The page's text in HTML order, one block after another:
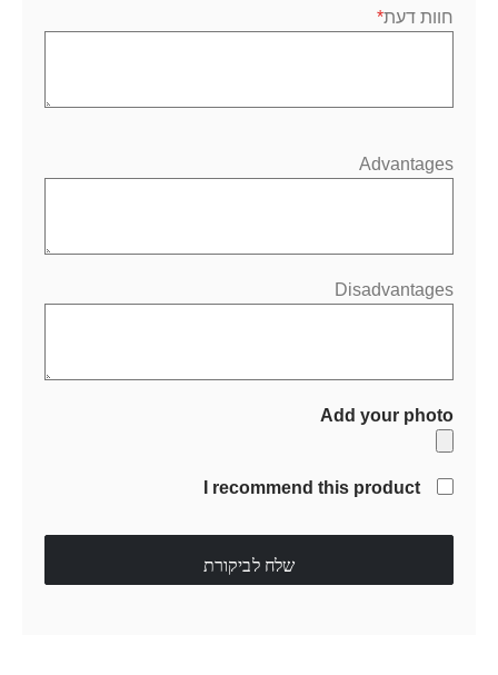
חוות דעת
Advantages
Disadvantages
Add your photo
I recommend this product
שלח לביקורת